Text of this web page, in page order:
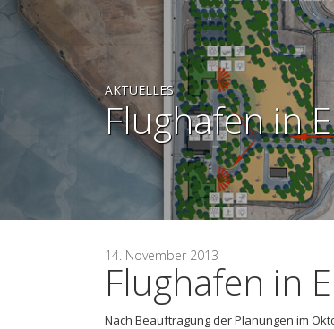
AKTUELLES
Flughafen in
14. November 2013
Flughafen in
Nach Beauftragung der Planungen im